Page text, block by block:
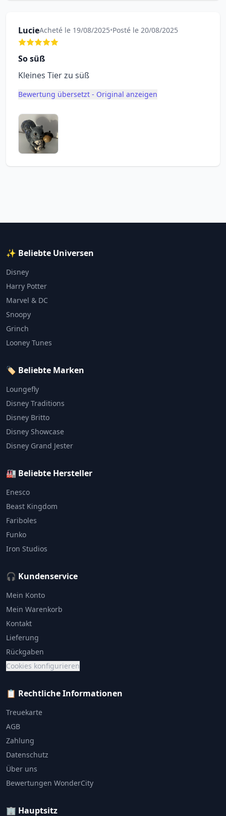
LucieAcheté le 19/08/2025•Posté le 20/08/2025
So süß
Kleines Tier zu süß
Bewertung übersetzt - Original anzeigen
✨ Beliebte Universen
Disney
Harry Potter
Marvel & DC
Snoopy
Grinch
Looney Tunes
🏷️ Beliebte Marken
Loungefly
Disney Traditions
Disney Britto
Disney Showcase
Disney Grand Jester
🏭 Beliebte Hersteller
Enesco
Beast Kingdom
Fariboles
Funko
Iron Studios
🎧 Kundenservice
Mein Konto
Mein Warenkorb
Kontakt
Lieferung
Rückgaben
Cookies konfigurieren
📋 Rechtliche Informationen
Treuekarte
AGB
Zahlung
Datenschutz
Über uns
Bewertungen WonderCity
🏢 Hauptsitz